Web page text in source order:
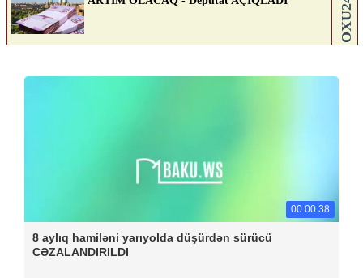
00:00:38
8 aylıq hamiləni yarıyolda düşürdən sürücü
CƏZALANDIRILDI